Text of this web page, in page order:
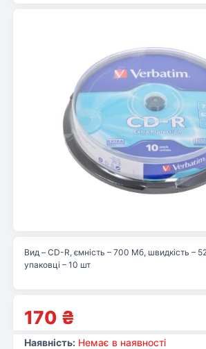
170 ₴
Вид – CD-R, ємність – 700 Мб, швидкість –
упаковці – 10 шт
Наявність: Немає в наявності